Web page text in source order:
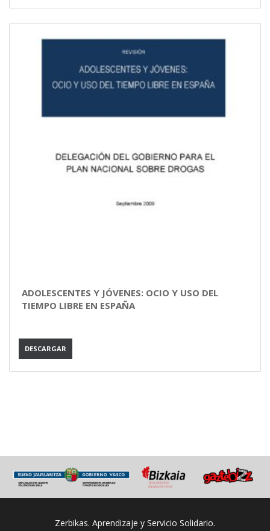
ADOLESCENTES Y JÓVENES: OCIO Y USO DEL
TIEMPO LIBRE EN ESPAÑA
DESCARGAR
Zerbikas. Aprendizaje y Servicio Solidario.